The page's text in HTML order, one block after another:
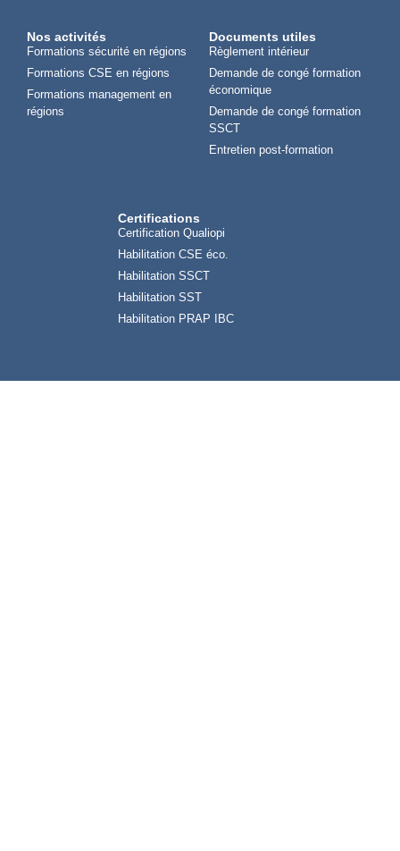
Nos activités
Formations sécurité en régions
Formations CSE en régions
Formations management en
régions
Documents utiles
Règlement intérieur
Demande de congé formation
économique
Demande de congé formation
SSCT
Entretien post-formation
Certifications
Certification Qualiopi
Habilitation CSE éco.
Habilitation SSCT
Habilitation SST
Habilitation PRAP IBC